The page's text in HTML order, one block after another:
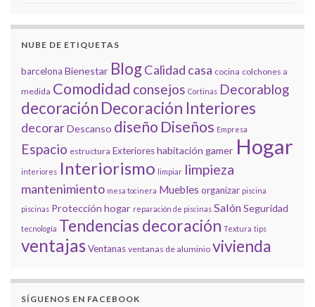
NUBE DE ETIQUETAS
barcelona Bienestar BlogCalidad casa cocina colchones a
medida Comodidad consejos Cortinas Decorablog
decoración Decoración Interiores
decorarDescanso diseño Diseños Empresa
Espacio estructura Exterioreshabitación gamer Hogar
interiores Interiorismo limpiar limpieza
mantenimiento mesa tocinera Muebles organizar piscina
piscinas Protección hogar reparación de piscinas SalónSeguridad
tecnología Tendencias decoración Textura tips
ventajasVentanas ventanas de aluminio vivienda
SÍGUENOS EN FACEBOOK